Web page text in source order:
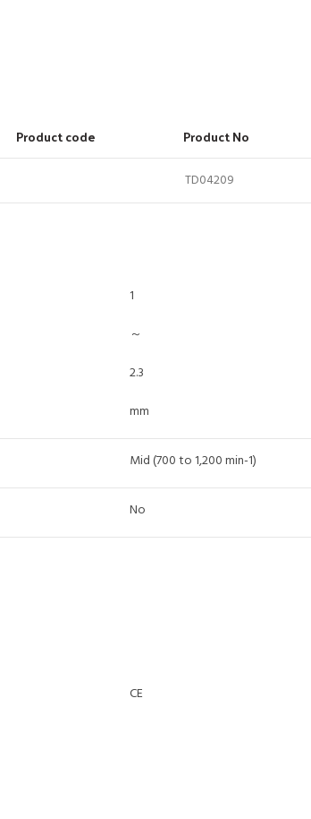
Product code Product No
TD04209
1
～
2.3
mm
Mid (700 to 1,200 min-1)
No
CE